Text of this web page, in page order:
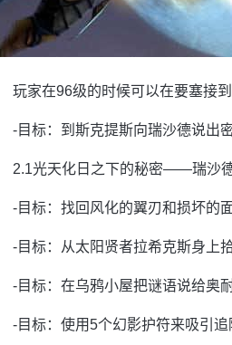
玩家在96级的时候可以在要塞接
-目标：到斯克提斯向瑞沙德说出
2.1光天化日之下的秘密——瑞沙
-目标：找回风化的翼刃和损坏的
-目标：从太阳贤者拉希克斯身上
-目标：在乌鸦小屋把谜语说给奥
-目标：使用5个幻影护符来吸引